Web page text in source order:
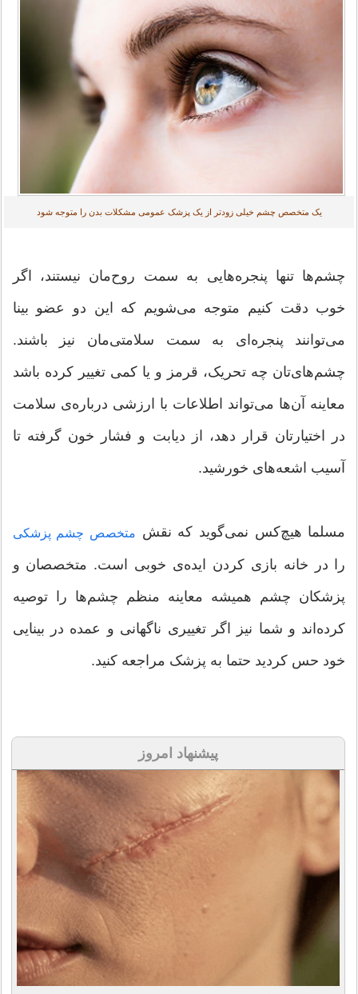
یک متخصص چشم خیلی زودتر از یک پزشک عمومی مشکلات بدن را متوجه شود
چشم‌ها تنها پنجره‌هایی به سمت روح‌مان نیستند، اگر
خوب دقت کنیم متوجه می‌شویم که این دو عضو بینا
می‌توانند پنجره‌ای به سمت سلامتی‌مان نیز باشند.
چشم‌های‌تان چه تحریک، قرمز و یا کمی تغییر کرده باشد
معاینه آن‌ها می‌تواند اطلاعات با ارزشی درباره‌ی سلامت‌
در اختیارتان قرار دهد، از دیابت و فشار خون گرفته تا
آسیب اشعه‌های خورشید.
مسلما هیچ‌کس نمی‌گوید که نقش متخصص چشم پزشکی
را در خانه بازی کردن ایده‌ی خوبی است. متخصصان و
پزشکان چشم همیشه معاینه منظم چشم‌ها را توصیه
کرده‌اند و شما نیز اگر تغییری ناگهانی و عمده در بینایی
خود حس کردید حتما به پزشک مراجعه کنید.
پیشنهاد امروز